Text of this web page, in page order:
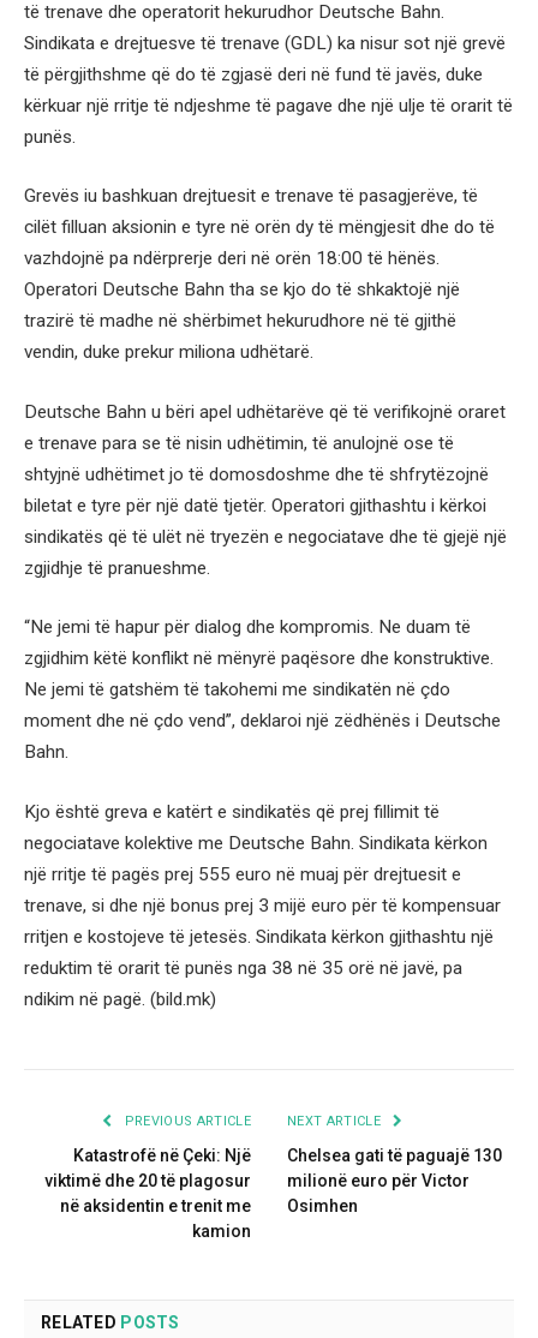
të trenave dhe operatorit hekurudhor Deutsche Bahn.
Sindikata e drejtuesve të trenave (GDL) ka nisur sot një grevë
të përgjithshme që do të zgjasë deri në fund të javës, duke
kërkuar një rritje të ndjeshme të pagave dhe një ulje të orarit të
punës.
Grevës iu bashkuan drejtuesit e trenave të pasagjerëve, të
cilët filluan aksionin e tyre në orën dy të mëngjesit dhe do të
vazhdojnë pa ndërprerje deri në orën 18:00 të hënës.
Operatori Deutsche Bahn tha se kjo do të shkaktojë një
trazirë të madhe në shërbimet hekurudhore në të gjithë
vendin, duke prekur miliona udhëtarë.
Deutsche Bahn u bëri apel udhëtarëve që të verifikojnë oraret
e trenave para se të nisin udhëtimin, të anulojnë ose të
shtyjnë udhëtimet jo të domosdoshme dhe të shfrytëzojnë
biletat e tyre për një datë tjetër. Operatori gjithashtu i kërkoi
sindikatës që të ulët në tryezën e negociatave dhe të gjejë një
zgjidhje të pranueshme.
“Ne jemi të hapur për dialog dhe kompromis. Ne duam të
zgjidhim këtë konflikt në mënyrë paqësore dhe konstruktive.
Ne jemi të gatshëm të takohemi me sindikatën në çdo
moment dhe në çdo vend”, deklaroi një zëdhënës i Deutsche
Bahn.
Kjo është greva e katërt e sindikatës që prej fillimit të
negociatave kolektive me Deutsche Bahn. Sindikata kërkon
një rritje të pagës prej 555 euro në muaj për drejtuesit e
trenave, si dhe një bonus prej 3 mijë euro për të kompensuar
rritjen e kostojeve të jetesës. Sindikata kërkon gjithashtu një
reduktim të orarit të punës nga 38 në 35 orë në javë, pa
ndikim në pagë. (bild.mk)
PREVIOUS ARTICLE
Katastrofë në Çeki: Një
viktimë dhe 20 të plagosur
në aksidentin e trenit me
kamion
NEXT ARTICLE
Chelsea gati të paguajë 130
milionë euro për Victor
Osimhen
RELATED POSTS